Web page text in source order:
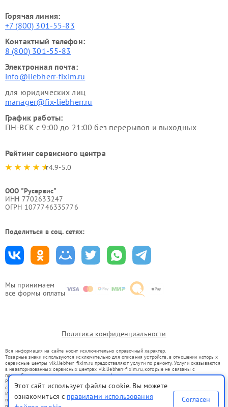
Мы принимаем
все формы оплаты
Горячая линия:
+7 (800) 301-55-83
Контактный телефон:
8 (800) 301-55-83
Электронная почта:
info@liebherr-fixim.ru
для юридических лиц
manager@fix-liebherr.ru
График работы:
ПН-ВСК с 9:00 до 21:00 без перерывов и выходных
Рейтинг сервисного центра
4.9-5.0
ООО "Русервис"
ИНН 7702633247
ОГРН 1077746335776
Поделиться в соц. сетях:
Политика конфиденциальности
Вся информация на сайте носит исключительно справочный характер.
Товарные знаки используются исключительно для описания устройств, в отношении которых
сервисные центры vlk.liebherr-fixim.ru предоставляют услуги по ремонту. Услуги оказываются
в неавторизованных сервисных центрах vlk.liebherr-fixim.ru, которые не связаны с
правообладателями товарных знаков или их официальными представителями.
Ремонт осуществляется для устройств, уже введенных в гражданский оборот в соответствии
со статьей 1487 ГК РФ.
Использование товарных знаков не преследует цели индивидуализации услуг или введения
потребителей в заблуждение, а служит для информирования о предоставляемых услугах по
Этот сайт использует файлы cookie. Вы можете
ознакомиться с правилами использования
Согласен